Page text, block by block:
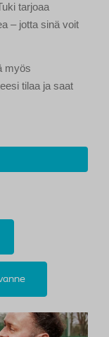
tarjoaa
– jotta sinä voit
myös
tilaa ja saat